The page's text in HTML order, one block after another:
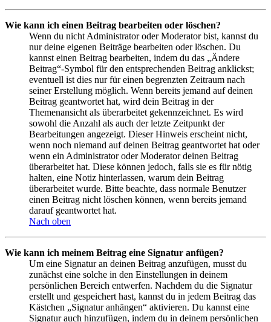
Wie kann ich einen Beitrag bearbeiten oder löschen?
Wenn du nicht Administrator oder Moderator bist, kannst du
nur deine eigenen Beiträge bearbeiten oder löschen. Du
kannst einen Beitrag bearbeiten, indem du das „Ändere
Beitrag“-Symbol für den entsprechenden Beitrag anklickst;
eventuell ist dies nur für einen begrenzten Zeitraum nach
seiner Erstellung möglich. Wenn bereits jemand auf deinen
Beitrag geantwortet hat, wird dein Beitrag in der
Themenansicht als überarbeitet gekennzeichnet. Es wird
sowohl die Anzahl als auch der letzte Zeitpunkt der
Bearbeitungen angezeigt. Dieser Hinweis erscheint nicht,
wenn noch niemand auf deinen Beitrag geantwortet hat oder
wenn ein Administrator oder Moderator deinen Beitrag
überarbeitet hat. Diese können jedoch, falls sie es für nötig
halten, eine Notiz hinterlassen, warum dein Beitrag
überarbeitet wurde. Bitte beachte, dass normale Benutzer
einen Beitrag nicht löschen können, wenn bereits jemand
darauf geantwortet hat.
Nach oben
Wie kann ich meinem Beitrag eine Signatur anfügen?
Um eine Signatur an deinen Beitrag anzufügen, musst du
zunächst eine solche in den Einstellungen in deinem
persönlichen Bereich entwerfen. Nachdem du die Signatur
erstellt und gespeichert hast, kannst du in jedem Beitrag das
Kästchen „Signatur anhängen“ aktivieren. Du kannst eine
Signatur auch hinzufügen, indem du in deinem persönlichen